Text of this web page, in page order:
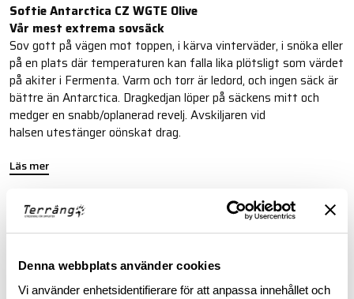
Denna webbplats använder cookies
Vi använder enhetsidentifierare för att anpassa innehållet och
Softie Antarctica CZ WGTE Olive
Vår mest extrema sovsäck
Sov gott på vägen mot toppen, i kärva vinterväder, i snöka eller
på en plats där temperaturen kan falla lika plötsligt som värdet
på akiter i Fermenta. Varm och torr är ledord, och ingen säck är
bättre än Antarctica. Dragkedjan löper på säckens mitt och
medger en snabb/oplanerad revelj. Avskiljaren vid
halsen utestänger oönskat drag.
Läs mer
FINNS I FÖLJANDE FÄRGER